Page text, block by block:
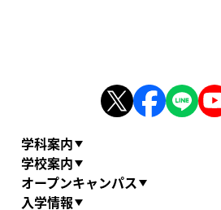
学科案内
学校案内
オープンキャンパス
入学情報